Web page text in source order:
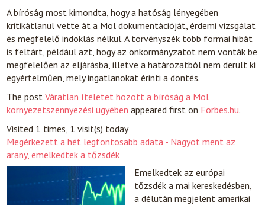
A bíróság most kimondta, hogy a hatóság lényegében
kritikátlanul vette át a Mol dokumentációját, érdemi vizsgálat
és megfelelő indoklás nélkül. A törvényszék több formai hibát
is feltárt, például azt, hogy az önkormányzatot nem vonták be
megfelelően az eljárásba, illetve a határozatból nem derült ki
egyértelműen, mely ingatlanokat érinti a döntés.
The postVáratlan ítéletet hozott a bíróság a Mol
környezetszennyezési ügyében appeared first on Forbes.hu.
Visited 1 times, 1 visit(s) today
Megérkezett a hét legfontosabb adata - Nagyot ment az
arany, emelkedtek a tőzsdék
Emelkedtek az európai
tőzsdék a mai kereskedésben,
a délután megjelent amerikai